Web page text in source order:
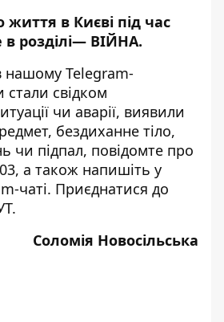
життя в Києві під час
розділі— ВІЙНА.
нашому Telegram-
свідком
чи аварії, виявили
бездиханне тіло,
чи підпал, повідомте про
а також напишіть у
чаті. Приєднатися до
.
Соломія Новосільська